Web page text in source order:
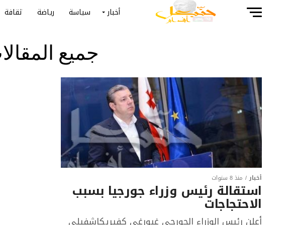
أخبار سياسة رياضة ثقافة
جميع
أخبار منذ 8 سنوات
استقالة رئيس وزراء جورجيا بسبب
الاحتجاجات
أعلن رئيس الوزراء الجورجي غيورغي كفيريكاشفيلي